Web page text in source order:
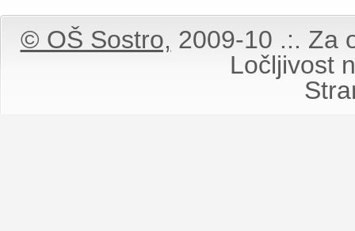
© OŠ Sostro, 2009-10 .:. Za
Ločljivost